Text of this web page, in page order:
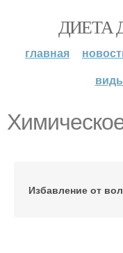
ДИЕТА
главная
Избавление от